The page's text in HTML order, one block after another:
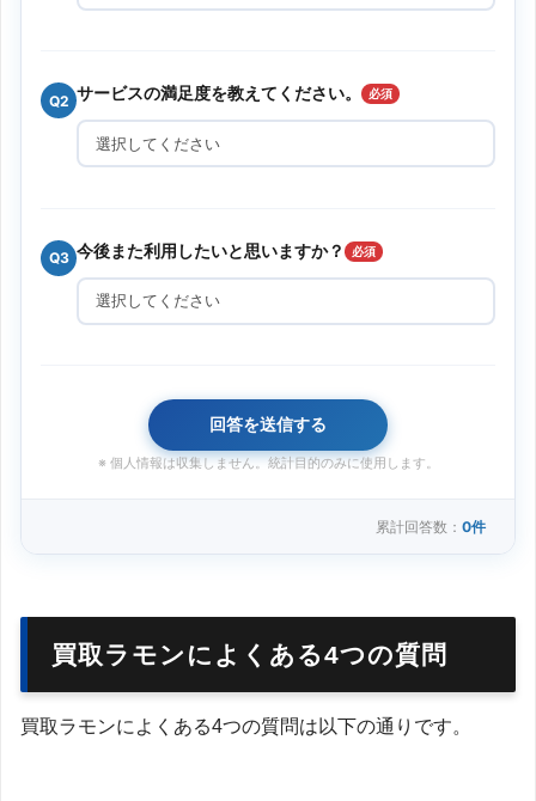
Q2 サービスの満足度を教えてください。 必須
Q3 今後また利用したいと思いますか？ 必須
回答を送信する
※ 個人情報は収集しません。統計目的のみに使用します。
累計回答数： 0件
買取ラモンによくある4つの質問
買取ラモンによくある4つの質問は以下の通りです。